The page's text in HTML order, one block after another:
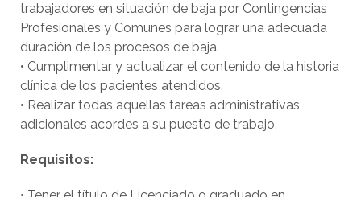
trabajadores en situación de baja por Contingencias
Profesionales y Comunes para lograr una adecuada
duración de los procesos de baja.
• Cumplimentar y actualizar el contenido de la historia
clínica de los pacientes atendidos.
• Realizar todas aquellas tareas administrativas
adicionales acordes a su puesto de trabajo.
Requisitos: